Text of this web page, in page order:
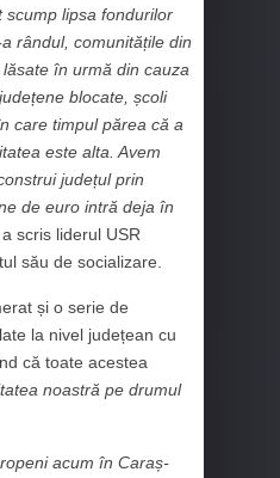
scump lipsa fondurilor
rândul, comunitățile din
în urmă din cauza
blocate, școli
care timpul părea că a
este alta. Avem
județul prin
de euro intră deja în
a scris liderul USR
său de socializare.
și o serie de
la nivel județean cu
că toate acestea
noastră pe drumul
acum în Caraș-